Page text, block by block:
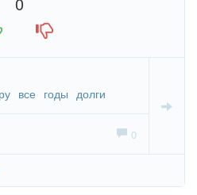
все годы долги
0